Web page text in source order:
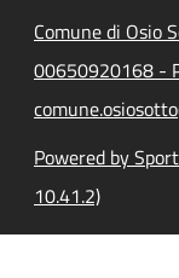
Comune di Osio
00650920168 -
Powered by
10.41.2)